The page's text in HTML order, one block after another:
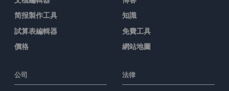
简报製作工具
試算表編輯器
價格
知識
免費工具
網站地圖
公司 法律